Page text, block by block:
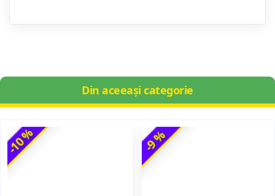
Din aceeași categorie
-10 % -9 %